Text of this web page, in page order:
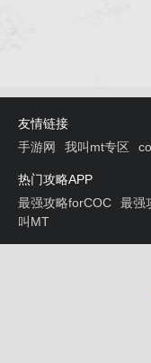
友情链接
手游网
我叫mt专区
热门攻略APP
最强攻略forCOC
最强
叫MT